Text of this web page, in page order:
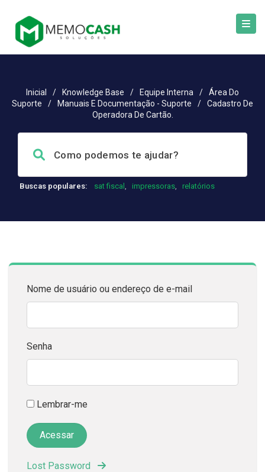
Inicial / Knowledge Base / Equipe Interna /
Área Do
Suporte
/ Manuais E Documentação - Suporte /
Cadastro De
Operadora De Cartão.
Buscas populares: sat fiscal , impressoras, relatórios
Nome de usuário ou endereço de e-mail
Senha
Lembrar-me
Lost Password